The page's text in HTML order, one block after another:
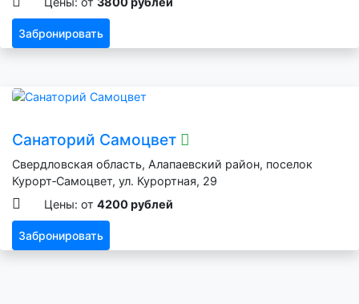
Забронировать
Санаторий Самоцвет
Свердловская область, Алапаевский район, поселок
Курорт‑Самоцвет, ул. Курортная, 29
Цены: от 4200 рублей
Забронировать